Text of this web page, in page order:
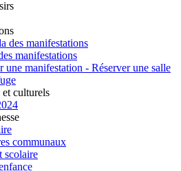
manifestations
une manifestation - Réserver une salle
culturels
communaux
scolaire